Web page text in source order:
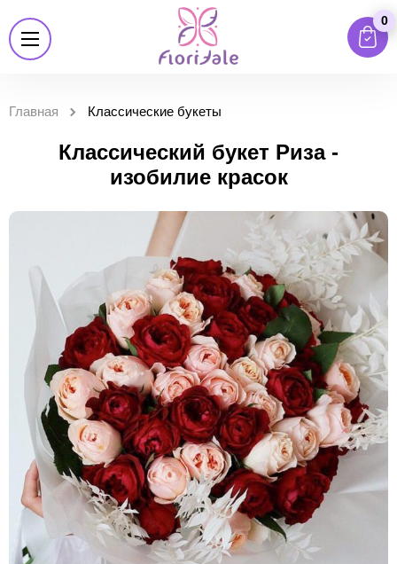
0
Главная Классические букеты
Классический букет Риза -
изобилие красок